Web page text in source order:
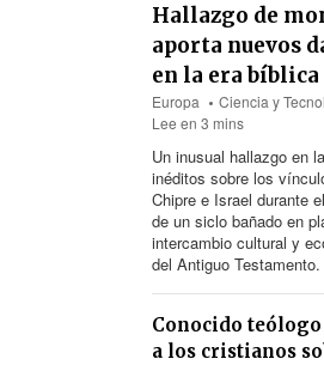
Hallazgo de
aporta nuevos
en la era bíblica
Europa
Ciencia y
Lee en 3 mins
Un inusual hallazgo en
inéditos sobre los
Chipre e Israel durante
de un siclo bañado en
intercambio cultural y
del Antiguo Testamento.
Conocido
a los cristianos